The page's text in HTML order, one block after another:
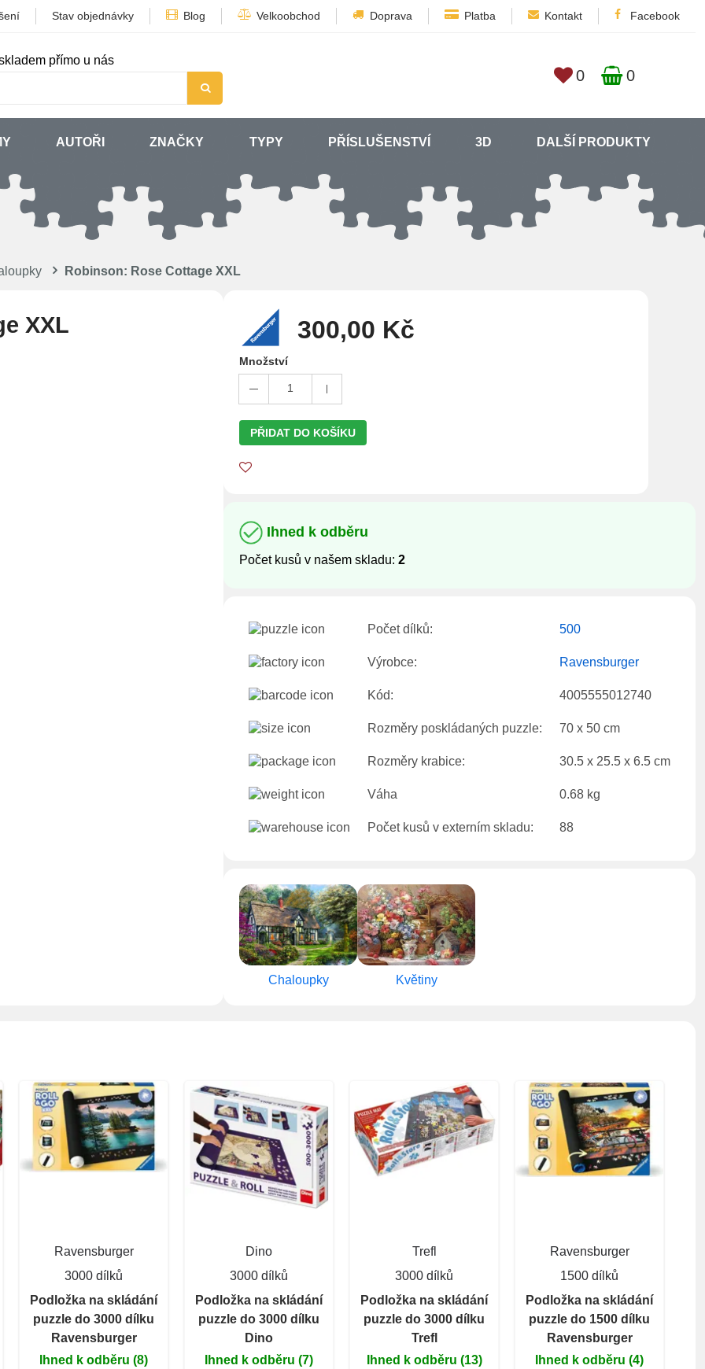
Stav objednávky Blog Velkoobchod Doprava Platba Kontakt Facebook
přímo u nás
0 0
AUTOŘI ZNAČKY TYPY PŘÍSLUŠENSTVÍ 3D DALŠÍ PRODUKTY
Robinson: Rose Cottage XXL
XXL 300,00 Kč
Množství
1
PŘIDAT DO KOŠÍKU
Ihned k odběru
Počet kusů v našem skladu: 2
Počet dílků: 500
Výrobce: Ravensburger
Kód: 4005555012740
Rozměry poskládaných puzzle: 70 x 50 cm
Rozměry krabice: 30.5 x 25.5 x 6.5 cm
Váha 0.68 kg
Počet kusů v externím skladu: 88
Chaloupky Květiny
Ravensburger
3000 dílků
Podložka na skládání
puzzle do 3000 dílku
Ravensburger
Ihned k odběru (8)
Dino
3000 dílků
Podložka na skládání
puzzle do 3000 dílku
Dino
Ihned k odběru (7)
Trefl
3000 dílků
Podložka na skládání
puzzle do 3000 dílku
Trefl
Ihned k odběru (13)
Ravensburger
1500 dílků
Podložka na skládání
puzzle do 1500 dílku
Ravensburger
Ihned k odběru (4)